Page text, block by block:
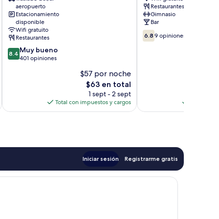
Escaldes-
Engordany
aeropuerto
Estacionamiento
disponible
Wifi gratuito
Restaurantes
8.4
de
8.4 Muy bueno
401 opiniones
$57 por noche
El
precio
actual
es
$63 en total
1 sept - 2 sept
Total con impuestos y cargos
Encamp
Restaurantes
Gimnasio
Bar
6.8
de
6.8 9 opiniones
Iniciar sesión Registrarme gratis